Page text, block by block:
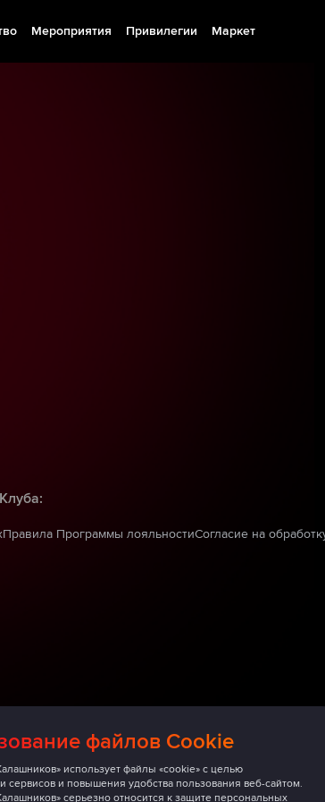
Мероприятия Привилегии Маркет
файлов Cookie
использует файлы «cookie» с целью
сервисов и повышения удобства пользования веб-сайтом.
серьезно относится к защите персональных
Правила Программы лояльностиСогласие на